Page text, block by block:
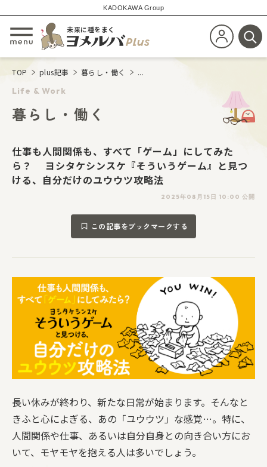
KADOKAWA Group
メニューを開閉する
未来に種をまく
新規会員登
検
TOP plus記事 暮らし・働く ...
Life & Work
暮らし・働く
仕事も人間関係も、すべて「ゲーム」にしてみた
ら？ ヨシタケシンスケ『そういうゲーム』と見つ
ける、自分だけのユウウツ攻略法
2025年08月15日 10:00 公開
この記事をブックマークする
長い休みが終わり、新たな日常が始まります。そんなと
きふと心によぎる、あの「ユウウツ」な感覚…。特に、
人間関係や仕事、あるいは自分自身との向き合い方にお
いて、モヤモヤを抱える人は多いでしょう。